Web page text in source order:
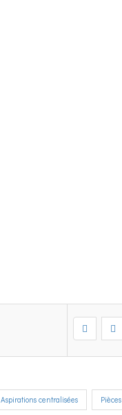
Aspirations centralisées